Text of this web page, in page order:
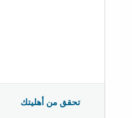
تحقق من أهليتك